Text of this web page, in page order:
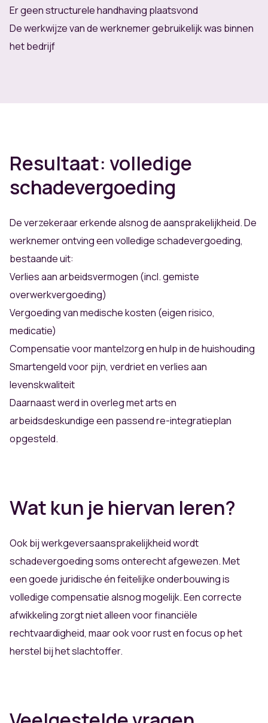
Er geen structurele handhaving plaatsvond
De werkwijze van de werknemer gebruikelijk was binnen
het bedrijf
Resultaat: volledige
schadevergoeding
De verzekeraar erkende alsnog de aansprakelijkheid. De
werknemer ontving een volledige schadevergoeding,
bestaande uit:
Verlies aan arbeidsvermogen (incl. gemiste
overwerkvergoeding)
Vergoeding van medische kosten (eigen risico,
medicatie)
Compensatie voor mantelzorg en hulp in de huishouding
Smartengeld voor pijn, verdriet en verlies aan
levenskwaliteit
Daarnaast werd in overleg met arts en
arbeidsdeskundige een passend re-integratieplan
opgesteld.
Wat kun je hiervan leren?
Ook bij werkgeversaansprakelijkheid wordt
schadevergoeding soms onterecht afgewezen. Met
een goede juridische én feitelijke onderbouwing is
volledige compensatie alsnog mogelijk. Een correcte
afwikkeling zorgt niet alleen voor financiële
rechtvaardigheid, maar ook voor rust en focus op het
herstel bij het slachtoffer.